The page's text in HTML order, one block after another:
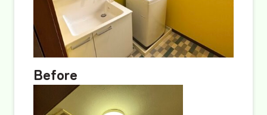
Before